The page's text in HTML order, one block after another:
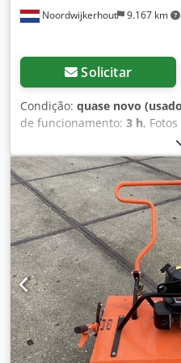
Noordwijkerhout 9.167 km
Solicitar
Condição: quase novo
de funcionamento: 3 h,
/ A máquina está como
bicos. A máquina é
Ideal para projetos de
vantagem desta máquina é
última geração. É uma das
mercado. Esta máquina está
Aero 80 FP – Máquina de
Completa com o seguinte
FP (3 HORAS DE USO) 1 x
pés 1 x Aplicador Coldjet 2 x
melhores máquinas do
eletrónicos. É por isso que é
manter. Cjdpeznnyxjfx Al